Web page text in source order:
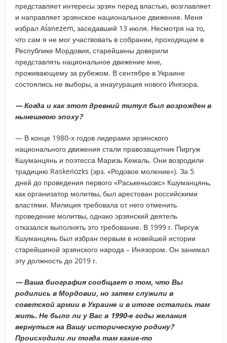
представляет интересы эрзян перед властью, возглавляет
и направляет эрзянское национальное движение. Меня
избрал At́ańeźem, заседавший 13 июля. Несмотря на то,
что сам я не мог участвовать в собрании, проходящем в
Республике Мордовия, старейшины доверили
представлять национальное движение мне,
проживающему за рубежом. В сентябре в Украине
состоялись не выборы, а инаугурация нового Инязора.
— Когда и как этот древний титул был возрожден в
нынешнюю эпоху?
— В конце 1980-х годов лидерами эрзянского
национального движения стали правозащитник Пиргуж
Кшуманцянь и поэтесса Маризь Кемаль. Они возродили
традицию Raskeńozks (эрз. «Родовое моление»). За 5
дней до проведения первого «Раськеньозкс» Кшуманцянь,
как организатор молитвы, был арестован российскими
властями. Милиция требовала от него отменить
проведение молитвы, однако эрзянский деятель
отказался выполнять это требование. В 1999 г. Пиргуж
Кшуманцянь был избран первым в новейшей истории
старейшиной эрзянского народа – Инязором. Он занимал
эту должность до 2019 г.
— Ваша биография сообщает о том, что Вы
родились в Мордовии, но затем служили в
советской армии в Украине и в итоге остались там
жить. Не было ли у Вас в 1990-е годы желания
вернуться на Вашу историческую родину?
Происходили ли тогда там какие-то